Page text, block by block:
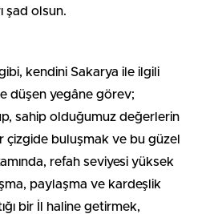
şad olsun.
kendini Sakarya ile ilgili
düşen yegâne görev;
sahip olduğumuz değerlerin
çizgide buluşmak ve bu güzel
refah seviyesi yüksek
paylaşma ve kardeşlik
bir İl haline getirmek,